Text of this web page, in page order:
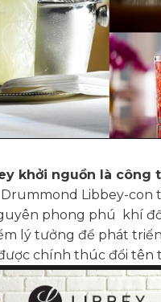
khởi nguồn là công
Libbey-con
phong phú khí
lý tưởng để phát
chính thúc đổi tên